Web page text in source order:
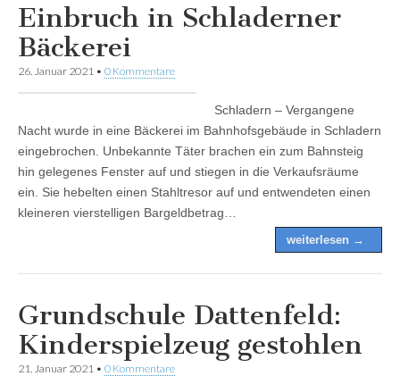
Einbruch in Schladerner
Bäckerei
26. Januar 2021 • 0 Kommentare
Schladern – Vergangene
Nacht wurde in eine Bäckerei im Bahnhofsgebäude in Schladern
eingebrochen. Unbekannte Täter brachen ein zum Bahnsteig
hin gelegenes Fenster auf und stiegen in die Verkaufsräume
ein. Sie hebelten einen Stahltresor auf und entwendeten einen
kleineren vierstelligen Bargeldbetrag…
weiterlesen →
Grundschule Dattenfeld:
Kinderspielzeug gestohlen
21. Januar 2021 • 0 Kommentare